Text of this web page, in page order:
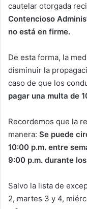
cautelar otorgada
Contencioso
no está en firme.
De esta forma, la
disminuir la
caso de que los
pagar una multa de
Recordemos que la
manera: Se puede
10:00 p.m. entre
9:00 p.m. durante
Salvo la lista de
2, martes 3 y 4,